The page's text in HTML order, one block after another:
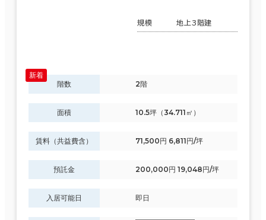
規模 地上3階建
階数 2階
面積 10.5坪（34.711㎡）
賃料（共益費含） 71,500円 6,811円/坪
預託金 200,000円 19,048円/坪
入居可能日 即日